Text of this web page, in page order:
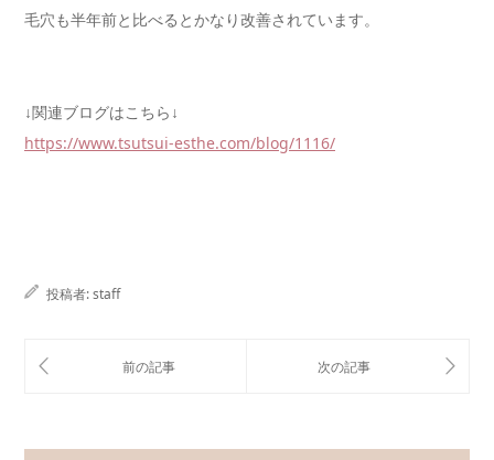
毛穴も半年前と比べるとかなり改善されています。
↓関連ブログはこちら↓
https://www.tsutsui-esthe.com/blog/1116/
投稿者:staff